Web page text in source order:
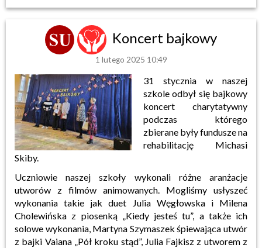
Koncert bajkowy
1 lutego 2025 10:49
31 stycznia w naszej
szkole odbył się bajkowy
koncert charytatywny
podczas którego
zbierane były fundusze na
rehabilitację Michasi
Skiby.
Uczniowie naszej szkoły wykonali różne aranżacje
utworów z filmów animowanych. Mogliśmy usłyszeć
wykonania takie jak duet Julia Węgłowska i Milena
Cholewińska z piosenką „Kiedy jesteś tu”, a także ich
solowe wykonania, Martyna Szymaszek śpiewająca utwór
z bajki Vaiana „Pół kroku stąd”, Julia Fajkisz z utworem z